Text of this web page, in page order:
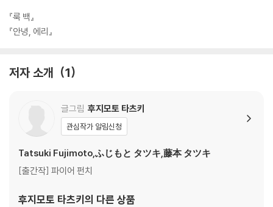
『룩 백』
『안녕, 에리』
저자 소개 1
글그림 후지모토 타츠키
관심작가 알림신청
Tatsuki Fujimoto,ふじもと タツキ,藤本 タツキ
[출간작] 파이어 펀치
후지모토 타츠키 의 다른 상품